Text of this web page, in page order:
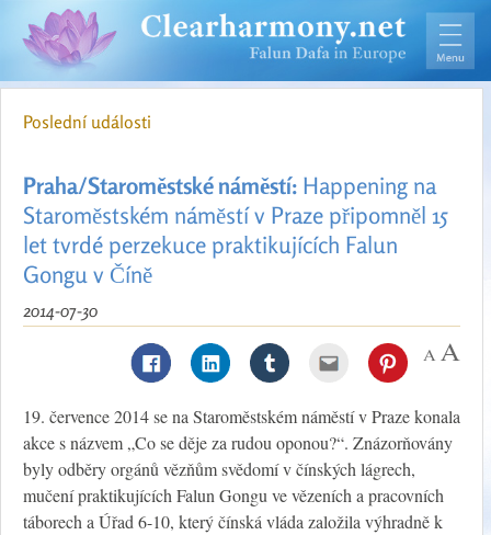
Poslední události
Praha/Staroměstské náměstí: Happening na
Staroměstském náměstí v Praze připomněl 15
let tvrdé perzekuce praktikujících Falun
Gongu v Číně
2014-07-30
19. července 2014 se na Staroměstském náměstí v Praze konala
akce s názvem „Co se děje za rudou oponou?“. Znázorňovány
byly odběry orgánů vězňům svědomí v čínských lágrech,
mučení praktikujících Falun Gongu ve vězeních a pracovních
táborech a Úřad 6-10, který čínská vláda založila výhradně k